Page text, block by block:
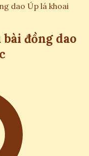
dao Úp lá khoai
bài đồng dao